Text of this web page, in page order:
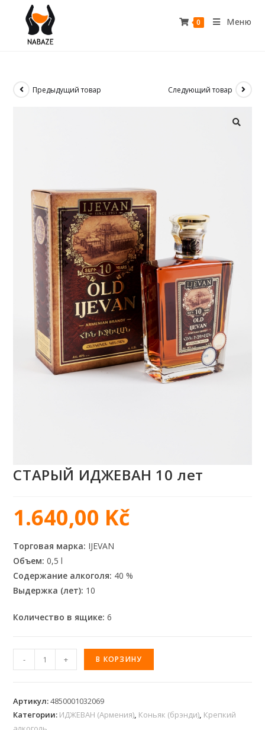
0 Меню
Предыдущий товар Следующий товар
СТАРЫЙ ИДЖЕВАН 10 лет
1.640,00 Kč
Торговая марка: IJEVAN
Объем: 0,5 l
Содержание алкоголя: 40 %
Выдержка (лет): 10
Количество в ящике: 6
- + В КОРЗИНУ
Артикул:4850001032069
Категории: ИДЖЕВАН (Армения), Коньяк (брэнди), Крепкий